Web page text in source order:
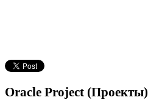
Oracle Project (Проекты)